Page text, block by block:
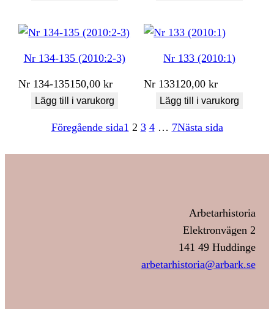
Nr 134-135 (2010:2-3)
Nr 134-135150,00kr
Lägg till i varukorg
Nr 133 (2010:1)
Nr 133120,00kr
Lägg till i varukorg
Föregående sida1 2 3 4 … 7Nästa sida
Arbetarhistoria
Elektronvägen 2
141 49 Huddinge
arbetarhistoria@arbark.se